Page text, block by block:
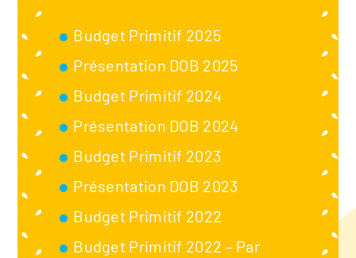
Budget Primitif 2025
Présentation DOB 2025
Budget Primitif 2024
Présentation DOB 2024
Budget Primitif 2023
Présentation DOB 2023
Budget Primitif 2022
Budget Primitif 2022 – Par